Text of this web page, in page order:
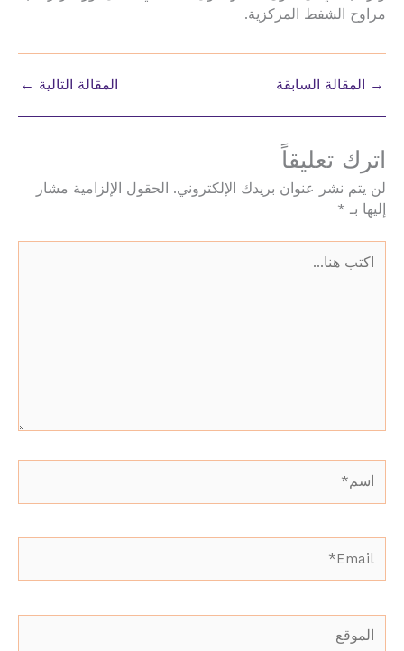
مراوح الشفط المركزية.
→ المقالة السابقة المقالة التالية ←
اترك تعليقاً
لن يتم نشر عنوان بريدك الإلكتروني.
الحقول الإلزامية مشار
إليها بـ *
هنا...